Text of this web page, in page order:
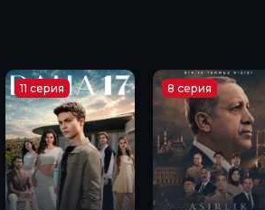
11 серия 8 серия